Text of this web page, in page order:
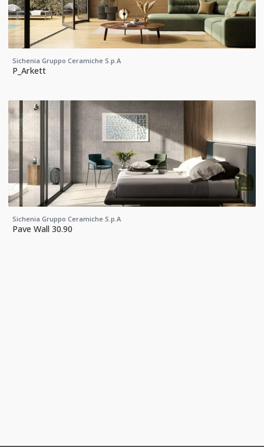
Sichenia Gruppo Ceramiche S.p.A
P_Arkett
Sichenia Gruppo Ceramiche S.p.A
Pave Wall 30.90